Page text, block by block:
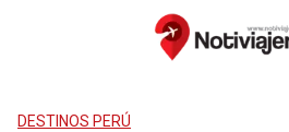
DESTINOS PERÚ